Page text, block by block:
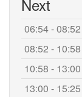
Next
06:54 - 08:52
08:52 - 10:58
10:58 - 13:00
13:00 - 15:25